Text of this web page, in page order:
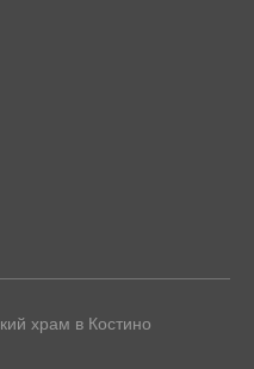
храм в Костино